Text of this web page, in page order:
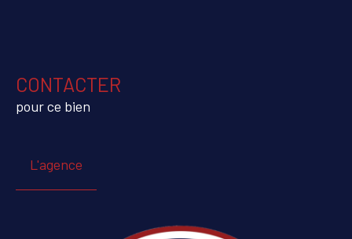
CONTACTER
pour ce bien
L'agence